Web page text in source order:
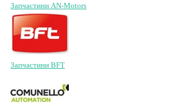
Запчастини AN-Motors
Запчастини BFT